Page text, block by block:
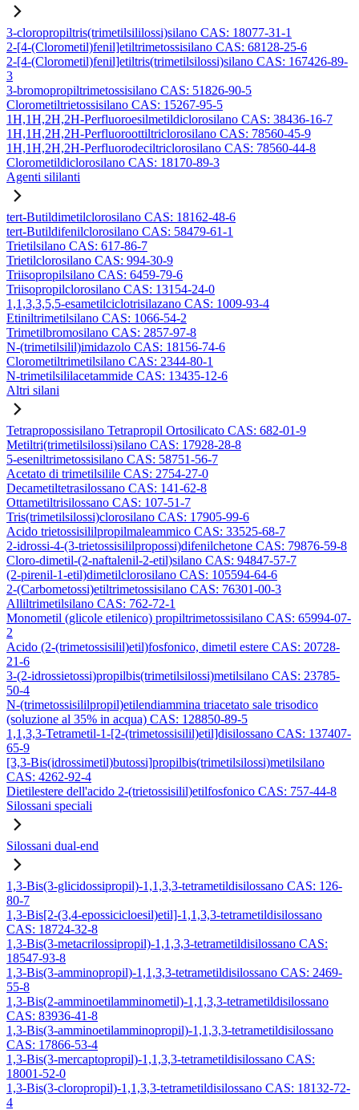
3-cloropropiltris(trimetilsililossi)silano CAS: 18077-31-1
2-[4-(Clorometil)fenil]etiltrimetossisilano CAS: 68128-25-6
2-[4-(Clorometil)fenil]etiltris(trimetilsilossi)silano CAS: 167426-89-
3
3-bromopropiltrimetossisilano CAS: 51826-90-5
Clorometiltrietossisilano CAS: 15267-95-5
1H,1H,2H,2H-Perfluoroesilmetildiclorosilano CAS: 38436-16-7
1H,1H,2H,2H-Perfluoroottiltriclorosilano CAS: 78560-45-9
1H,1H,2H,2H-Perfluorodeciltriclorosilano CAS: 78560-44-8
Clorometildiclorosilano CAS: 18170-89-3
Agenti sililanti
tert-Butildimetilclorosilano CAS: 18162-48-6
tert-Butildifenilclorosilano CAS: 58479-61-1
Trietilsilano CAS: 617-86-7
Trietilclorosilano CAS: 994-30-9
Triisopropilsilano CAS: 6459-79-6
Triisopropilclorosilano CAS: 13154-24-0
1,1,3,3,5,5-esametilciclotrisilazano CAS: 1009-93-4
Etiniltrimetilsilano CAS: 1066-54-2
Trimetilbromosilano CAS: 2857-97-8
N-(trimetilsilil)imidazolo CAS: 18156-74-6
Clorometiltrimetilsilano CAS: 2344-80-1
N-trimetilsililacetammide CAS: 13435-12-6
Altri silani
Tetrapropossisilano Tetrapropil Ortosilicato CAS: 682-01-9
Metiltri(trimetilsilossi)silano CAS: 17928-28-8
5-eseniltrimetossisilano CAS: 58751-56-7
Acetato di trimetilsilile CAS: 2754-27-0
Decametiltetrasilossano CAS: 141-62-8
Ottametiltrisilossano CAS: 107-51-7
Tris(trimetilsilossi)clorosilano CAS: 17905-99-6
Acido trietossisililpropilmaleammico CAS: 33525-68-7
2-idrossi-4-(3-trietossisililpropossi)difenilchetone CAS: 79876-59-8
Cloro-dimetil-(2-naftalenil-2-etil)silano CAS: 94847-57-7
(2-pirenil-1-etil)dimetilclorosilano CAS: 105594-64-6
2-(Carbometossi)etiltrimetossisilano CAS: 76301-00-3
Alliltrimetilsilano CAS: 762-72-1
Monometil (glicole etilenico) propiltrimetossisilano CAS: 65994-07-
2
Acido (2-(trimetossisilil)etil)fosfonico, dimetil estere CAS: 20728-
21-6
3-(2-idrossietossi)propilbis(trimetilsilossi)metilsilano CAS: 23785-
50-4
N-(trimetossisililpropil)etilendiammina triacetato sale trisodico
(soluzione al 35% in acqua) CAS: 128850-89-5
1,1,3,3-Tetrametil-1-[2-(trimetossisilil)etil]disilossano CAS: 137407-
65-9
[3,3-Bis(idrossimetil)butossi]propilbis(trimetilsilossi)metilsilano
CAS: 4262-92-4
Dietilestere dell'acido 2-(trietossisilil)etilfosfonico CAS: 757-44-8
Silossani speciali
Silossani dual-end
1,3-Bis(3-glicidossipropil)-1,1,3,3-tetrametildisilossano CAS: 126-
80-7
1,3-Bis[2-(3,4-epossicicloesil)etil]-1,1,3,3-tetrametildisilossano
CAS: 18724-32-8
1,3-Bis(3-metacrilossipropil)-1,1,3,3-tetrametildisilossano CAS:
18547-93-8
1,3-Bis(3-amminopropil)-1,1,3,3-tetrametildisilossano CAS: 2469-
55-8
1,3-Bis(2-amminoetilamminometil)-1,1,3,3-tetrametildisilossano
CAS: 83936-41-8
1,3-Bis(3-amminoetilamminopropil)-1,1,3,3-tetrametildisilossano
CAS: 17866-53-4
1,3-Bis(3-mercaptopropil)-1,1,3,3-tetrametildisilossano CAS:
18001-52-0
1,3-Bis(3-cloropropil)-1,1,3,3-tetrametildisilossano CAS: 18132-72-
4